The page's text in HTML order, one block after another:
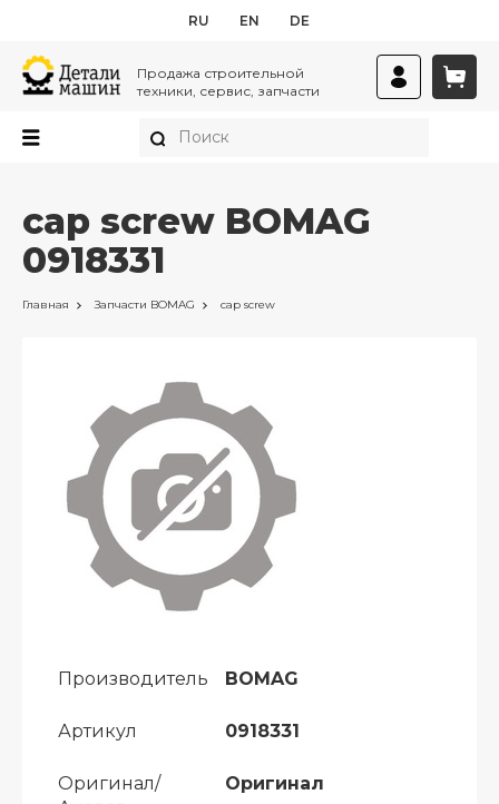
RU EN DE
Продажа строительной
техники, сервис, запчасти
cap screw BOMAG
0918331
Главная Запчасти BOMAG cap screw
Производитель BOMAG
Артикул 0918331
Оригинал/
Оригинал